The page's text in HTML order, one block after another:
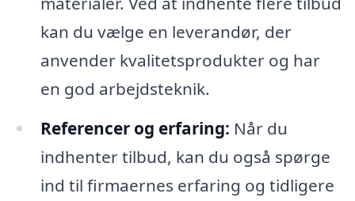
kan du vælge en leverandør, der
anvender kvalitetsprodukter og har
en god arbejdsteknik.
Referencer og erfaring: Når du
indhenter tilbud, kan du også spørge
ind til firmaernes erfaring og tidligere